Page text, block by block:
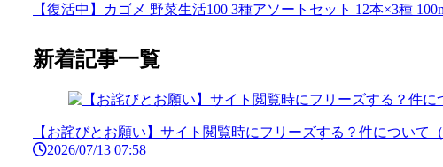
【復活中】カゴメ 野菜生活100 3種アソートセット 12本×3種
新着記事一覧
【お詫びとお願い】サイト閲覧時にフリーズする？件について
2026/07/13 07:58